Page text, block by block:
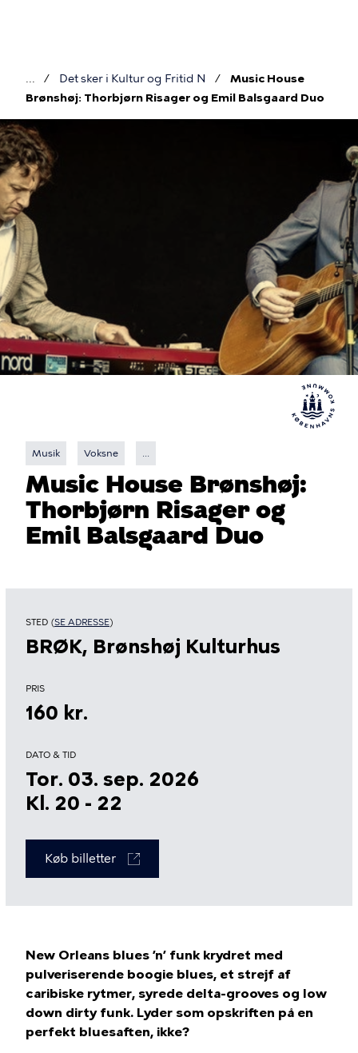
Brødkrumme
Det sker i Kultur og Fritid N
Music House
Brønshøj: Thorbjørn Risager og Emil Balsgaard Duo
Musik Voksne ...
Music House Brønshøj:
Thorbjørn Risager og
Emil Balsgaard Duo
STED (SE ADRESSE)
BRØK, Brønshøj Kulturhus
PRIS
160 kr.
DATO & TID
Tor. 03. sep. 2026
Kl. 20 - 22
Køb billetter
New Orleans blues ’n’ funk krydret med
pulveriserende boogie blues, et strejf af
caribiske rytmer, syrede delta-grooves og low
down dirty funk. Lyder som opskriften på en
perfekt bluesaften, ikke?